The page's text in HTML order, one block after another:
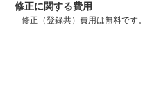
修正に関する費用
修正（登録共）費用は無料です。